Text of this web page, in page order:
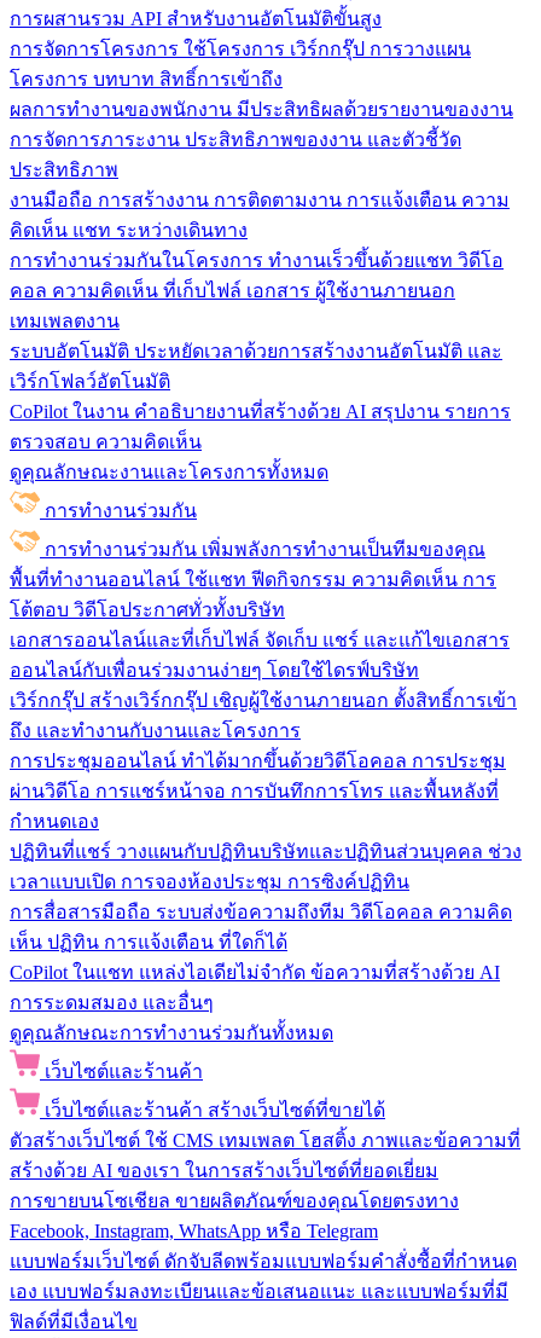
การผสานรวม API สำหรับงานอัตโนมัติขั้นสูง
การจัดการโครงการ ใช้โครงการ เวิร์กกรุ๊ป การวางแผน
โครงการ บทบาท สิทธิ์การเข้าถึง
ผลการทำงานของพนักงาน มีประสิทธิผลด้วยรายงานของงาน
การจัดการภาระงาน ประสิทธิภาพของงาน และตัวชี้วัด
ประสิทธิภาพ
งานมือถือ การสร้างงาน การติดตามงาน การแจ้งเตือน ความ
คิดเห็น แชท ระหว่างเดินทาง
การทำงานร่วมกันในโครงการ ทํางานเร็วขึ้นด้วยแชท วิดีโอ
คอล ความคิดเห็น ที่เก็บไฟล์ เอกสาร ผู้ใช้งานภายนอก
เทมเพลตงาน
ระบบอัตโนมัติ ประหยัดเวลาด้วยการสร้างงานอัตโนมัติ และ
เวิร์กโฟลว์อัตโนมัติ
CoPilot ในงาน คำอธิบายงานที่สร้างด้วย AI สรุปงาน รายการ
ตรวจสอบ ความคิดเห็น
ดูคุณลักษณะงานและโครงการทั้งหมด
การทำงานร่วมกัน
การทำงานร่วมกัน เพิ่มพลังการทำงานเป็นทีมของคุณ
พื้นที่ทำงานออนไลน์ ใช้แชท ฟีดกิจกรรม ความคิดเห็น การ
โต้ตอบ วิดีโอประกาศทั่วทั้งบริษัท
เอกสารออนไลน์และที่เก็บไฟล์ จัดเก็บ แชร์ และแก้ไขเอกสาร
ออนไลน์กับเพื่อนร่วมงานง่ายๆ โดยใช้ไดรฟ์บริษัท
เวิร์กกรุ๊ป สร้างเวิร์กกรุ๊ป เชิญผู้ใช้งานภายนอก ตั้งสิทธิ์การเข้า
ถึง และทำงานกับงานและโครงการ
การประชุมออนไลน์ ทำได้มากขึ้นด้วยวิดีโอคอล การประชุม
ผ่านวิดีโอ การแชร์หน้าจอ การบันทึกการโทร และพื้นหลังที่
กำหนดเอง
ปฏิทินที่แชร์ วางแผนกับปฏิทินบริษัทและปฏิทินส่วนบุคคล ช่วง
เวลาแบบเปิด การจองห้องประชุม การซิงค์ปฏิทิน
การสื่อสารมือถือ ระบบส่งข้อความถึงทีม วิดีโอคอล ความคิด
เห็น ปฏิทิน การแจ้งเตือน ที่ใดก็ได้
CoPilot ในแชท แหล่งไอเดียไม่จำกัด ข้อความที่สร้างด้วย AI
การระดมสมอง และอื่นๆ
ดูคุณลักษณะการทำงานร่วมกันทั้งหมด
เว็บไซต์และร้านค้า
เว็บไซต์และร้านค้า สร้างเว็บไซต์ที่ขายได้
ตัวสร้างเว็บไซต์ ใช้ CMS เทมเพลต โฮสติ้ง ภาพและข้อความที่
สร้างด้วย AI ของเรา ในการสร้างเว็บไซต์ที่ยอดเยี่ยม
การขายบนโซเชียล ขายผลิตภัณฑ์ของคุณโดยตรงทาง
Facebook, Instagram, WhatsApp หรือ Telegram
แบบฟอร์มเว็บไซต์ ดักจับลีดพร้อมแบบฟอร์มคำสั่งซื้อที่กำหนด
เอง แบบฟอร์มลงทะเบียนและข้อเสนอแนะ และแบบฟอร์มที่มี
ฟิลด์ที่มีเงื่อนไข